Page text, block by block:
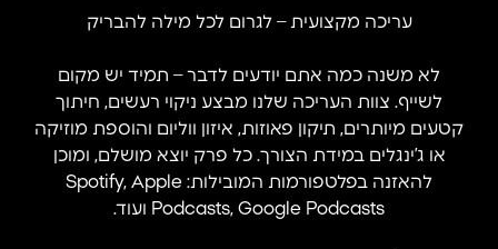
עריכה מקצועית – לגרום לכל מילה להבריק
לא משנה כמה אתם יודעים לדבר – תמיד יש מקום
לשייף. צוות העריכה שלנו מבצע ניקוי רעשים, חיתוך
קטעים מיותרים, תיקון פאוזות, איזון ווליום והוספת מוזיקה
או ג’ינגלים במידת הצורך. כל פרק יוצא מושלם, ומוכן
להאזנה בפלטפורמות המובילות: Spotify, Apple
Podcasts, Google Podcasts ועוד.